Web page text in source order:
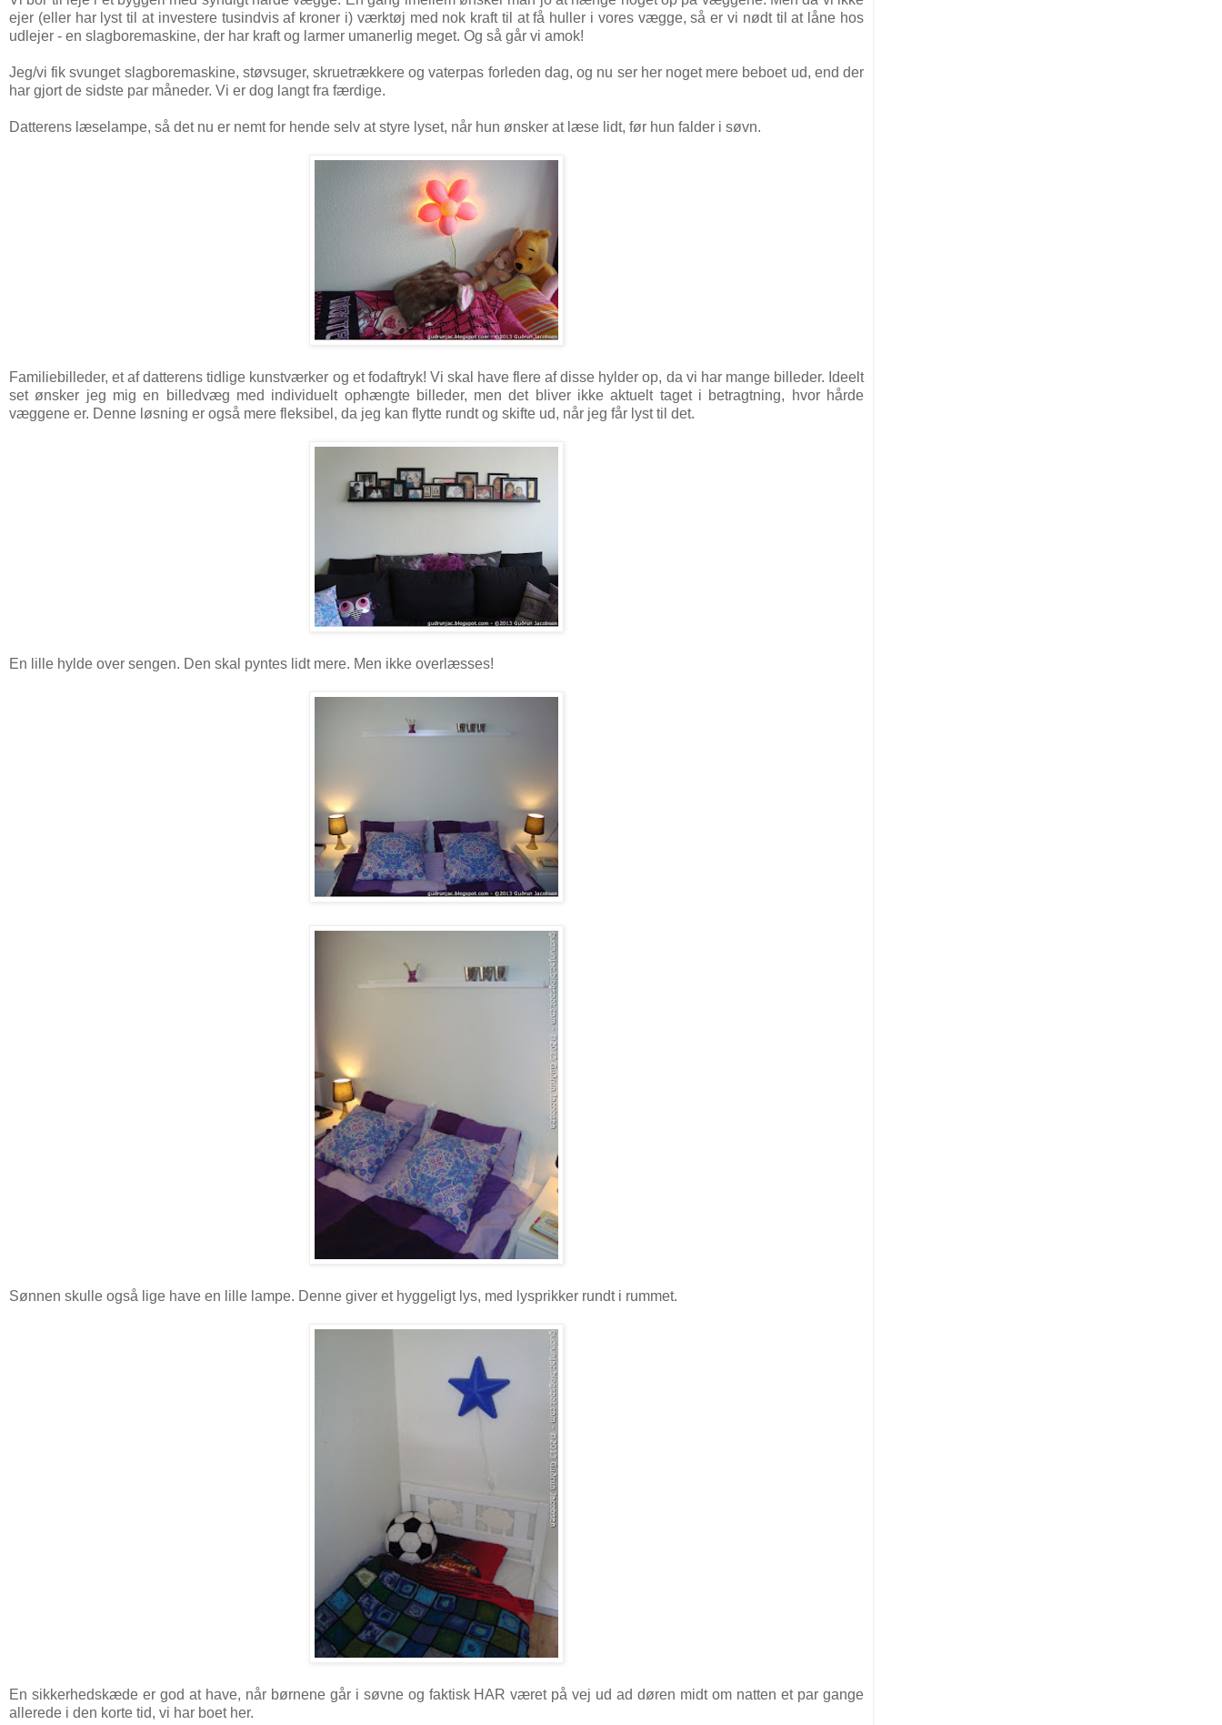
ejer (eller har lyst til at investere tusindvis af kroner i) værktøj med nok kraft til at få huller i vores vægge, så er vi nødt til at låne hos
udlejer - en slagboremaskine, der har kraft og larmer umanerlig meget. Og så går vi amok!
Jeg/vi fik svunget slagboremaskine, støvsuger, skruetrækkere og vaterpas forleden dag, og nu ser her noget mere beboet ud, end der
har gjort de sidste par måneder. Vi er dog langt fra færdige.
Datterens læselampe, så det nu er nemt for hende selv at styre lyset, når hun ønsker at læse lidt, før hun falder i søvn.
Familiebilleder, et af datterens tidlige kunstværker og et fodaftryk! Vi skal have flere af disse hylder op, da vi har mange billeder. Ideelt
set ønsker jeg mig en billedvæg med individuelt ophængte billeder, men det bliver ikke aktuelt taget i betragtning, hvor hårde
væggene er. Denne løsning er også mere fleksibel, da jeg kan flytte rundt og skifte ud, når jeg får lyst til det.
En lille hylde over sengen. Den skal pyntes lidt mere. Men ikke overlæsses!
Sønnen skulle også lige have en lille lampe. Denne giver et hyggeligt lys, med lysprikker rundt i rummet.
En sikkerhedskæde er god at have, når børnene går i søvne og faktisk HAR været på vej ud ad døren midt om natten et par gange
allerede i den korte tid, vi har boet her.